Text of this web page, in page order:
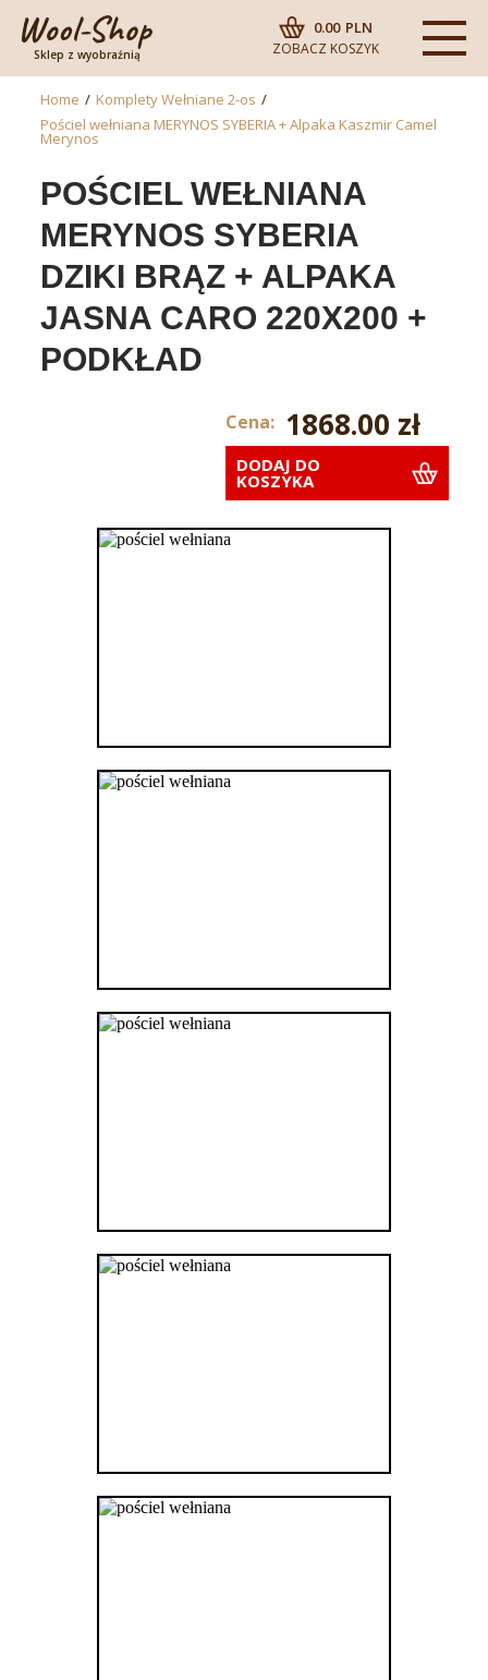
Sklep z wyobraźnią
0.00 PLN
ZOBACZ KOSZYK
Home / Komplety Wełniane 2-os /
Pościel wełniana MERYNOS SYBERIA + Alpaka Kaszmir Camel
Merynos
POŚCIEL WEŁNIANA
MERYNOS SYBERIA
DZIKI BRĄZ + ALPAKA
JASNA CARO 220X200 +
PODKŁAD
Cena: 1868.00 zł
DODAJ DO
KOSZYKA